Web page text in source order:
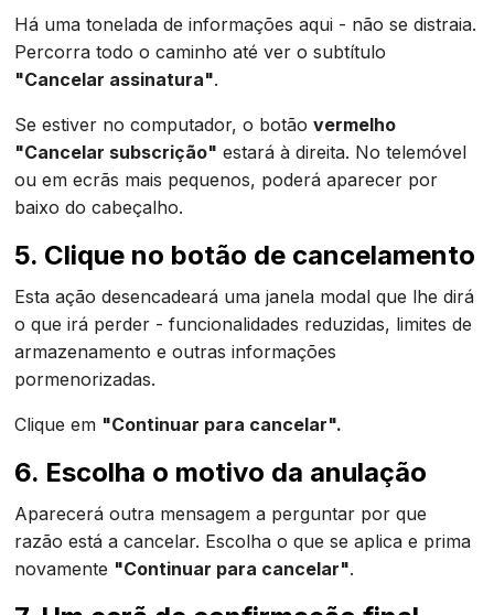
Há uma tonelada de informações aqui - não se distraia.
Percorra todo o caminho até ver o subtítulo
"Cancelar assinatura".
Se estiver no computador, o botãovermelho
"Cancelar subscrição" estará à direita. No telemóvel
ou em ecrãs mais pequenos, poderá aparecer por
baixo do cabeçalho.
5. Clique no botão de cancelamento
Esta ação desencadeará uma janela modal que lhe dirá
o que irá perder - funcionalidades reduzidas, limites de
armazenamento e outras informações
pormenorizadas.
Clique em "Continuar para cancelar".
6. Escolha o motivo da anulação
Aparecerá outra mensagem a perguntar por que
razão está a cancelar. Escolha o que se aplica e prima
novamente "Continuar para cancelar".